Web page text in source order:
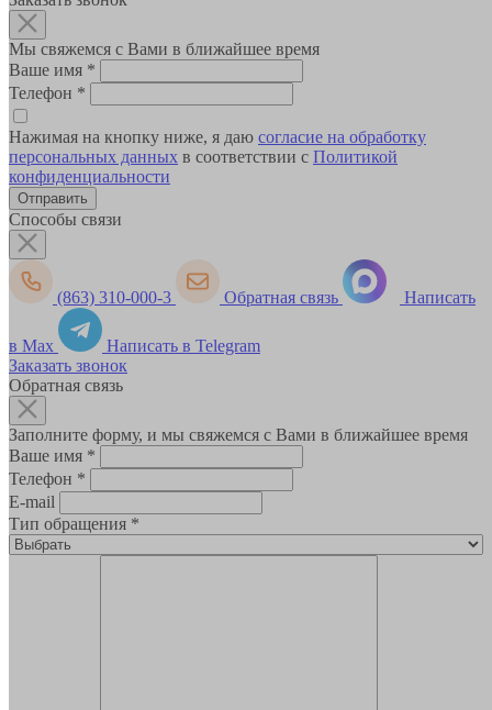
Мы свяжемся с Вами в ближайшее время
Ваше имя *
Телефон *
Нажимая на кнопку ниже, я даю согласие на обработку
персональных данных в соответствии с Политикой
конфиденциальности
Способы связи
(863) 310-000-3 Обратная связь Написать
в Max
Написать в Telegram
Заказать звонок
Обратная связь
Заполните форму, и мы свяжемся с Вами в ближайшее время
Ваше имя *
Телефон *
E-mail
Тип обращения *